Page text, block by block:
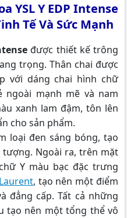
YSL Y EDP Intense
Tế Và Sức Mạnh
được thiết kế trông
trọng. Thân chai được
với dáng chai hình chữ
mạnh mẽ và nam
xanh lam đậm, tôn lên
cho sản phẩm.
loại đen sáng bóng, tạo
Ngoài ra, trên mặt
Y màu bạc đặc trưng
, tạo nên một điểm
đẳng cấp. Tất cả những
tạo nên một tổng thể vô